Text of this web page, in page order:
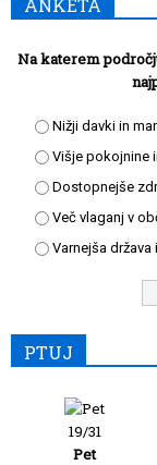
ANKETA
Na katerem
Nižji davki in
Višje pokojnine
Dostopnejše
Več vlaganj v
Varnejša
PTUJ
19/31
Pet